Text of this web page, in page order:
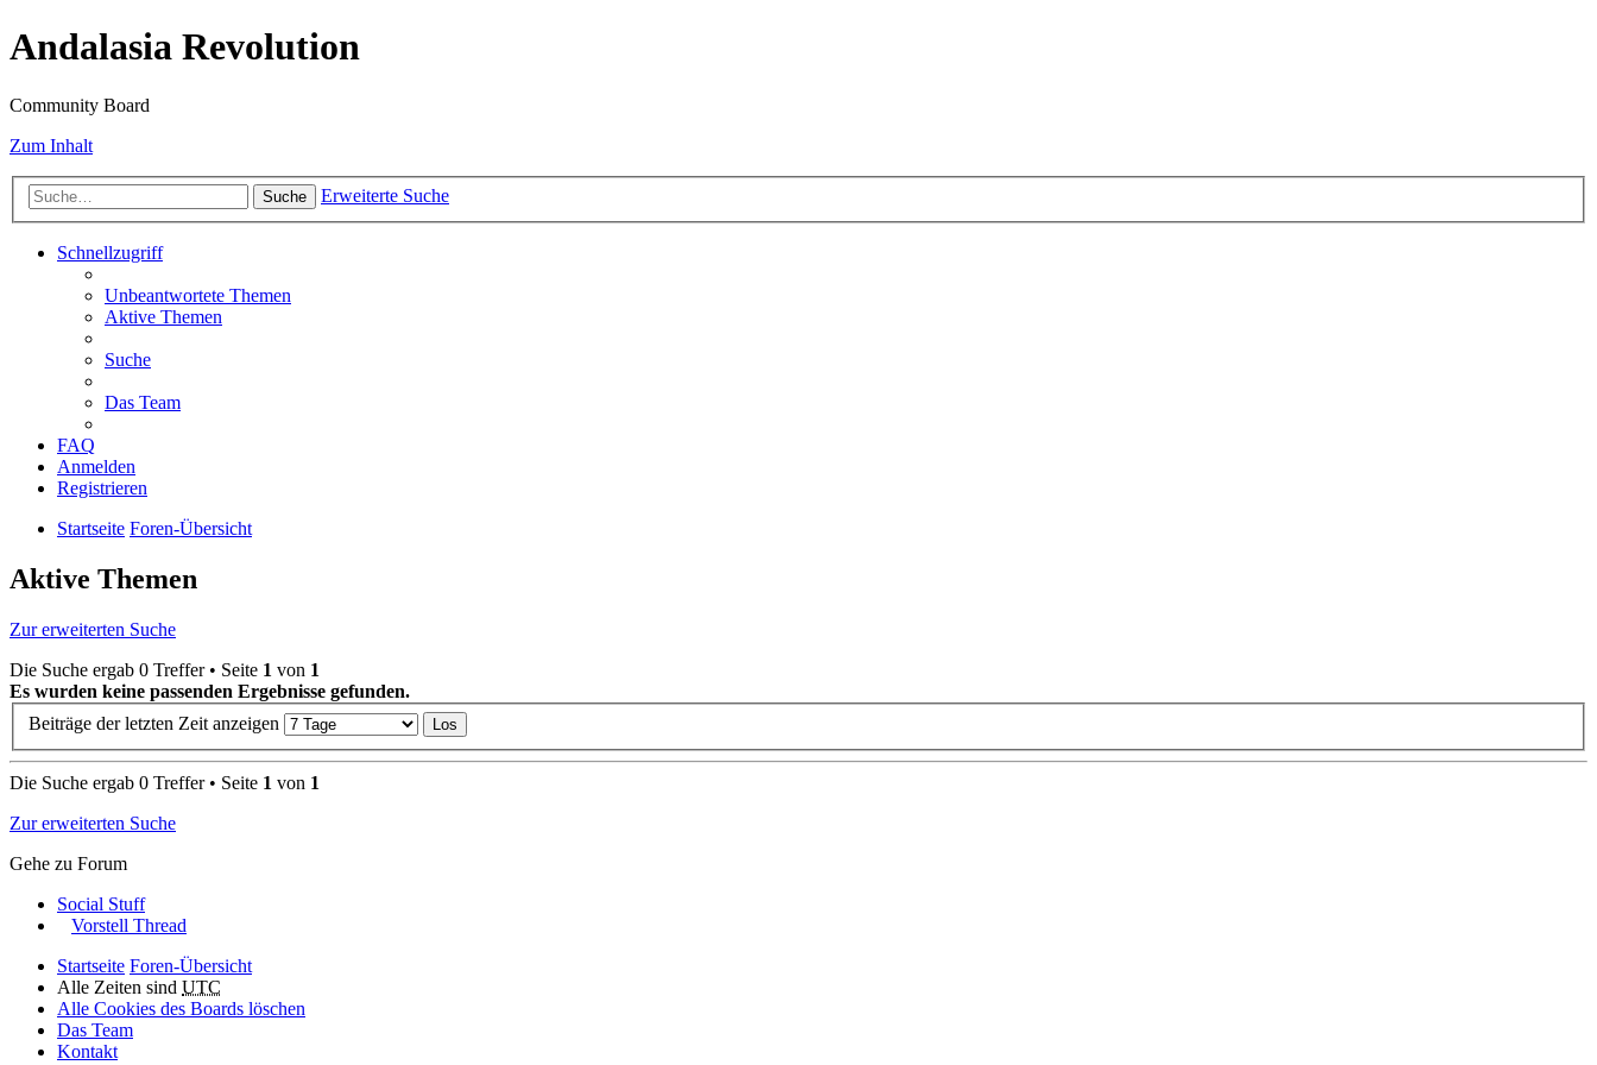
Andalasia Revolution
Community Board
Zum Inhalt
Suche Erweiterte Suche
Schnellzugriff
Unbeantwortete Themen
Aktive Themen
Suche
Das Team
FAQ
Anmelden
Registrieren
Startseite Foren-Übersicht
Aktive Themen
Zur erweiterten Suche
Die Suche ergab 0 Treffer • Seite 1 von 1
Es wurden keine passenden Ergebnisse gefunden.
Beiträge der letzten Zeit anzeigen
Die Suche ergab 0 Treffer • Seite 1 von 1
Zur erweiterten Suche
Gehe zu Forum
Social Stuff
Vorstell Thread
Startseite Foren-Übersicht
Alle Zeiten sind UTC
Alle Cookies des Boards löschen
Das Team
Kontakt